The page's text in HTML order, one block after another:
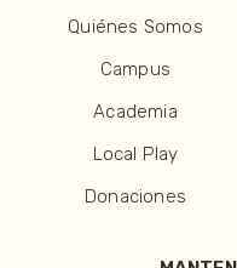
Quiénes Somos
Campus
Academia
Local Play
Donaciones